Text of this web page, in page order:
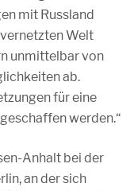
mit Russland
vernetzten Welt
unmittelbar von
ab.
für eine
werden.“
Anhalt bei der
an der sich